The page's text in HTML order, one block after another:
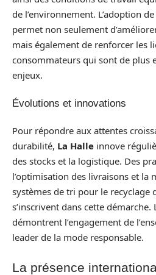
de l’environnement. L’adoption
permet non seulement
mais également de renforcer les
consommateurs qui sont de plus
enjeux.
Évolutions et innovations
Pour répondre aux attentes
durabilité, La Halle innove
des stocks et la logistique. Des
l’optimisation des livraisons et la
systèmes de tri pour le recyclage
s’inscrivent dans cette
démontrent l’engagement de
leader de la mode responsable.
La présence